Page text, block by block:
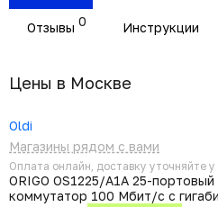
Отзывы 0 Инструкции
Цены в Москвe
Oldi
Магазины рядом с вами
Оплата онлайн, доставку уточняйте у
ORIGO OS1225/A1A 25-
коммутатор 100 Мбит/с с